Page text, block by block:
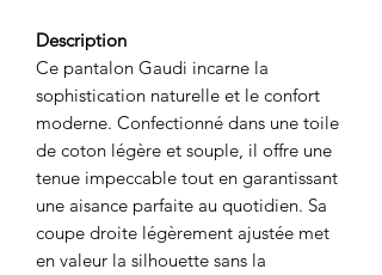
Description
Ce pantalon Gaudi incarne la
sophistication naturelle et le confort
moderne. Confectionné dans une toile
de coton légère et souple, il offre une
tenue impeccable tout en garantissant
une aisance parfaite au quotidien. Sa
coupe droite légèrement ajustée met
en valeur la silhouette sans la